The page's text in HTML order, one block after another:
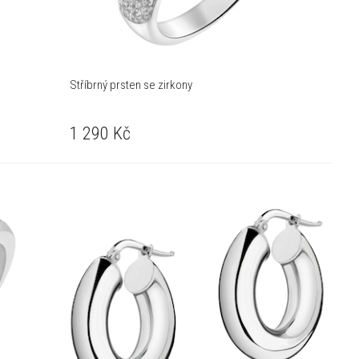
Stříbrný prsten se zirkony
1 290 Kč